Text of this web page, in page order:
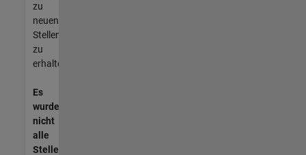
zu
neuen
Stellenangeboten
zu
erhalten.
Es
wurden
nicht
alle
Stellen